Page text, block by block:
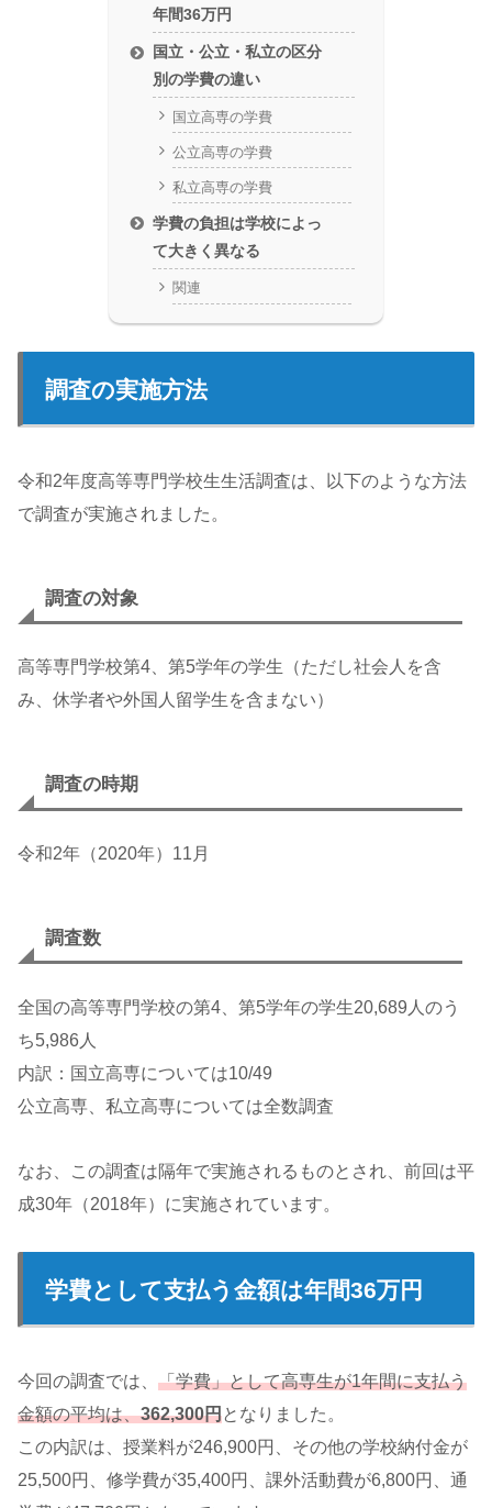
年間36万円
国立・公立・私立の区分
別の学費の違い
国立高専の学費
公立高専の学費
私立高専の学費
学費の負担は学校によっ
て大きく異なる
関連
調査の実施方法
令和2年度高等専門学校生生活調査は、以下のような方法
で調査が実施されました。
調査の対象
高等専門学校第4、第5学年の学生（ただし社会人を含
み、休学者や外国人留学生を含まない）
調査の時期
令和2年（2020年）11月
調査数
全国の高等専門学校の第4、第5学年の学生20,689人のう
ち5,986人
内訳：国立高専については10/49
公立高専、私立高専については全数調査
なお、この調査は隔年で実施されるものとされ、前回は平
成30年（2018年）に実施されています。
学費として支払う金額は年間36万円
今回の調査では、 「学費」として高専生が1年間に支払う
金額の平均は、362,300円となりました。
この内訳は、授業料が246,900円、その他の学校納付金が
25,500円、修学費が35,400円、課外活動費が6,800円、通